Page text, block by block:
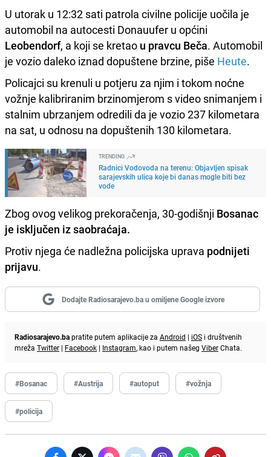
U utorak u 12:32 sati patrola civilne policije uočila je
automobil na autocesti Donauufer u općini
Leobendorf, a koji se kretao u pravcu Beča. Automobil
je vozio daleko iznad dopuštene brzine, piše Heute.
Policajci su krenuli u potjeru za njim i tokom noćne
vožnje kalibriranim brzinomjerom s video snimanjem i
stalnim ubrzanjem odredili da je vozio 237 kilometara
na sat, u odnosu na dopuštenih 130 kilometara.
TRENDING
Radnici Vodovoda na terenu: Objavljen spisak
sarajevskih ulica koje bi danas mogle biti bez
vode
Zbog ovog velikog prekoračenja, 30-godišnji Bosanac
je isključen iz saobraćaja.
Protiv njega će nadležna policijska uprava podnijeti
prijavu.
Dodajte Radiosarajevo.ba u omiljene Google izvore
Radiosarajevo.bapratite putem aplikacije za Android | iOS i društvenih
mreža Twitter | Facebook | Instagram, kao i putem našeg ViberChata.
#Bosanac #Austrija #autoput #vožnja
#policija